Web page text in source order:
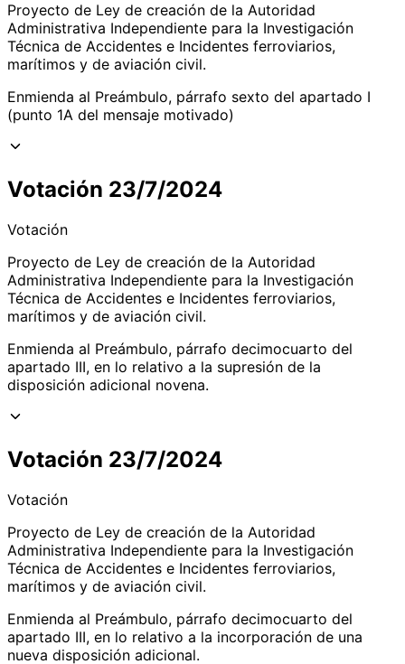
Proyecto de Ley de creación de la Autoridad
Administrativa Independiente para la Investigación
Técnica de Accidentes e Incidentes ferroviarios,
marítimos y de aviación civil.
Enmienda al Preámbulo, párrafo sexto del apartado I
(punto 1A del mensaje motivado)
Votación 23/7/2024
Votación
Proyecto de Ley de creación de la Autoridad
Administrativa Independiente para la Investigación
Técnica de Accidentes e Incidentes ferroviarios,
marítimos y de aviación civil.
Enmienda al Preámbulo, párrafo decimocuarto del
apartado III, en lo relativo a la supresión de la
disposición adicional novena.
Votación 23/7/2024
Votación
Proyecto de Ley de creación de la Autoridad
Administrativa Independiente para la Investigación
Técnica de Accidentes e Incidentes ferroviarios,
marítimos y de aviación civil.
Enmienda al Preámbulo, párrafo decimocuarto del
apartado III, en lo relativo a la incorporación de una
nueva disposición adicional.